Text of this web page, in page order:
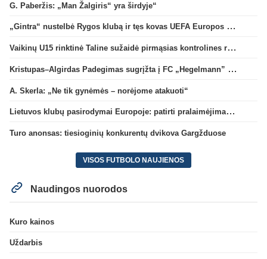
G. Paberžis: „Man Žalgiris“ yra širdyje“
„Gintra“ nustelbė Rygos klubą ir tęs kovas UEFA Europos taurės atrankoje
Vaikinų U15 rinktinė Taline sužaidė pirmąsias kontrolines rungtynes
Kristupas–Algirdas Padegimas sugrįžta į FC „Hegelmann” B sudėtį
A. Skerla: „Ne tik gynėmės – norėjome atakuoti“
Lietuvos klubų pasirodymai Europoje: patirti pralaimėjimai Kroatijos atstovams
Turo anonsas: tiesioginių konkurentų dvikova Gargžduose
VISOS FUTBOLO NAUJIENOS
Naudingos nuorodos
Kuro kainos
Uždarbis